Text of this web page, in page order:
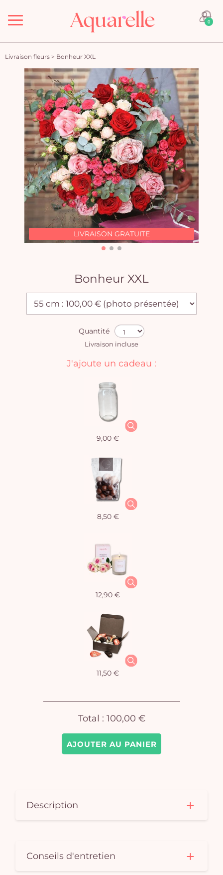
Menu 0
Livraison fleurs > Bonheur XXL
LIVRAISON GRATUITE
Bonheur XXL
Quantité
Livraison incluse
AJOUTER AU PANIER
J'ajoute un cadeau :
9,00 €
8,50 €
12,90 €
11,50 €
Total : 100,00 €
Description
Conseils d'entretien